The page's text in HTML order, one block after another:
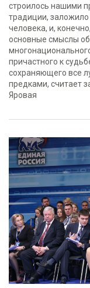
строилось нашими
традиции,
человека, и,
основные смыслы
причастного к
сохраняющего все
предками, считает
Яровая